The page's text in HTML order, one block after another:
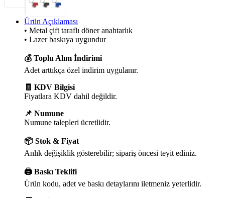
Ürün Açıklaması
• Metal çift taraflı döner anahtarlık
• Lazer baskıya uygundur
💰 Toplu Alım İndirimi
Adet arttıkça özel indirim uygulanır.
🧾 KDV Bilgisi
Fiyatlara KDV dahil değildir.
📌 Numune
Numune talepleri ücretlidir.
📦 Stok & Fiyat
Anlık değişiklik gösterebilir; sipariş öncesi teyit ediniz.
🖨️ Baskı Teklifi
Ürün kodu, adet ve baskı detaylarını iletmeniz yeterlidir.